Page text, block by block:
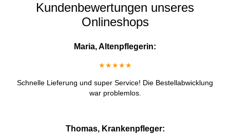
Kundenbewertungen unseres
Onlineshops
Maria, Altenpflegerin:
★★★★★
Schnelle Lieferung und super Service! Die Bestellabwicklung
war problemlos.
Thomas, Krankenpfleger: